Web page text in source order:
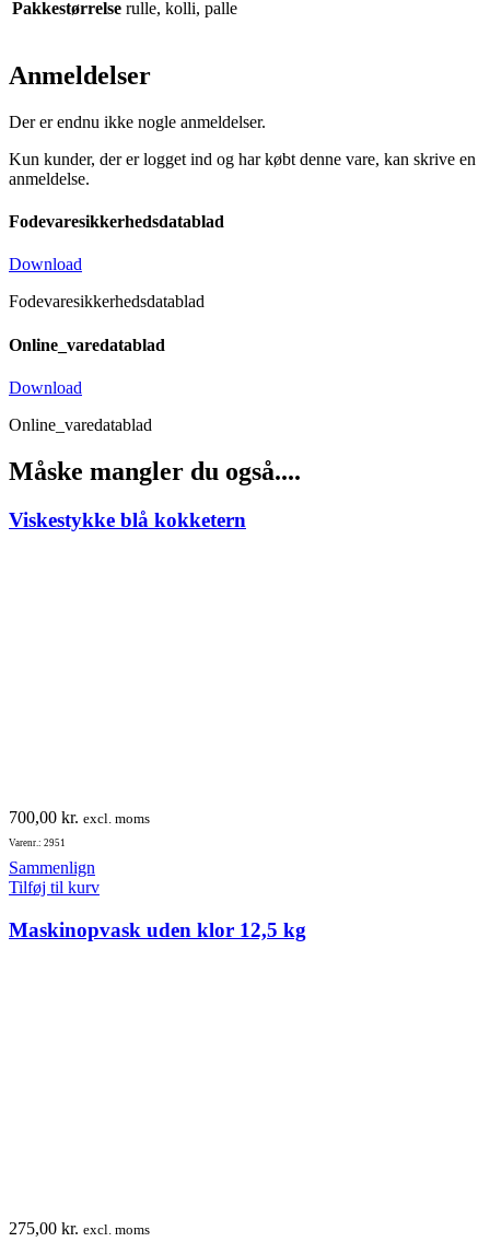
Pakkestørrelse rulle, kolli, palle
Anmeldelser
Der er endnu ikke nogle anmeldelser.
Kun kunder, der er logget ind og har købt denne vare, kan skrive en
anmeldelse.
Fodevaresikkerhedsdatablad
Download
Fodevaresikkerhedsdatablad
Online_varedatablad
Download
Online_varedatablad
Måske mangler du også....
Viskestykke blå kokketern
700,00 kr. excl. moms
Varenr.: 2951
Sammenlign
Tilføj til kurv
Maskinopvask uden klor 12,5 kg
275,00 kr. excl. moms